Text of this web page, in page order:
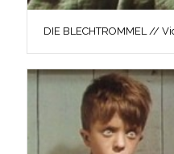
DIE BLECHTROMMEL //